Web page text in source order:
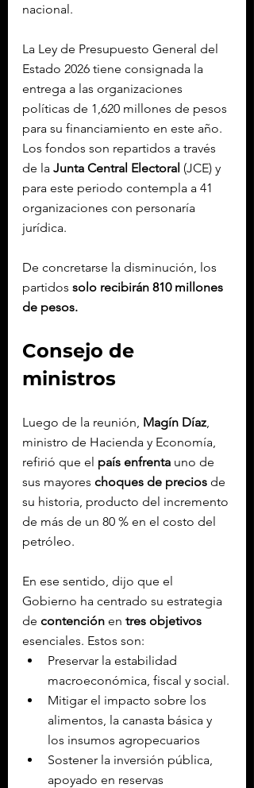
nacional.
La Ley de Presupuesto General del
Estado 2026 tiene consignada la
entrega a las organizaciones
políticas de 1,620 millones de pesos
para su financiamiento en este año.
Los fondos son repartidos a través
de la Junta Central Electoral (JCE) y
para este periodo contempla a 41
organizaciones con personaría
jurídica.
De concretarse la disminución, los
partidos solo recibirán 810 millones
de pesos.
Consejo de
ministros
Luego de la reunión, Magín Díaz
ministro de Hacienda y Economía,
refirió que el país enfrenta uno de
sus mayores choques de precios de
su historia, producto del incremento
de más de un 80 % en el costo del
petróleo.
En ese sentido, dijo que el
Gobierno ha centrado su estrategia
de contención en tres objetivos
esenciales. Estos son:
Preservar la estabilidad
macroeconómica, fiscal y social.
Mitigar el impacto sobre los
alimentos, la canasta básica y
los insumos agropecuarios
Sostener la inversión pública,
apoyado en reservas